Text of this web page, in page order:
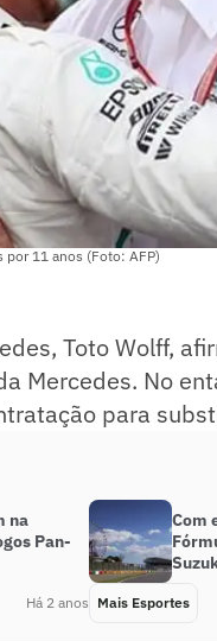
11 anos (Foto: AFP)
Toto Wolff,
Mercedes. No
para
na
Pan-
Há 2 anos
Com
Mais Esportes